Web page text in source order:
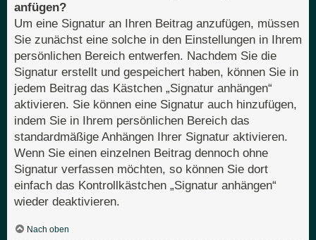
anfügen?
Um eine Signatur an Ihren Beitrag anzufügen, müssen
Sie zunächst eine solche in den Einstellungen in Ihrem
persönlichen Bereich entwerfen. Nachdem Sie die
Signatur erstellt und gespeichert haben, können Sie in
jedem Beitrag das Kästchen „Signatur anhängen“
aktivieren. Sie können eine Signatur auch hinzufügen,
indem Sie in Ihrem persönlichen Bereich das
standardmäßige Anhängen Ihrer Signatur aktivieren.
Wenn Sie einen einzelnen Beitrag dennoch ohne
Signatur verfassen möchten, so können Sie dort
einfach das Kontrollkästchen „Signatur anhängen“
wieder deaktivieren.
Nach oben